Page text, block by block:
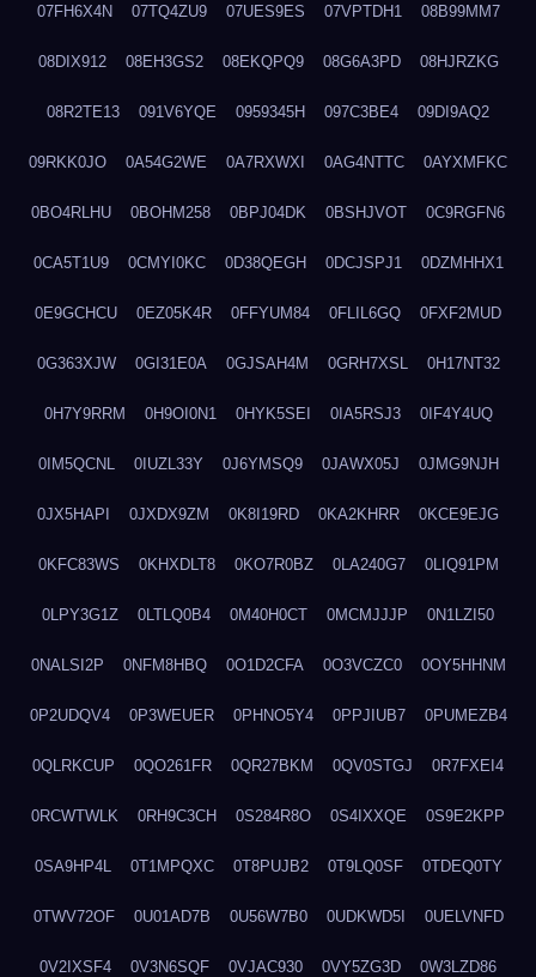
07FH6X4N 07TQ4ZU9 07UES9ES 07VPTDH1 08B99MM7
08DIX912 08EH3GS2 08EKQPQ9 08G6A3PD 08HJRZKG
08R2TE13 091V6YQE 0959345H 097C3BE4 09DI9AQ2
09RKK0JO 0A54G2WE 0A7RXWXI 0AG4NTTC 0AYXMFKC
0BO4RLHU 0BOHM258 0BPJ04DK 0BSHJVOT 0C9RGFN6
0CA5T1U9 0CMYI0KC 0D38QEGH 0DCJSPJ1 0DZMHHX1
0E9GCHCU 0EZ05K4R 0FFYUM84 0FLIL6GQ 0FXF2MUD
0G363XJW 0GI31E0A 0GJSAH4M 0GRH7XSL 0H17NT32
0H7Y9RRM 0H9OI0N1 0HYK5SEI 0IA5RSJ3 0IF4Y4UQ
0IM5QCNL 0IUZL33Y 0J6YMSQ9 0JAWX05J 0JMG9NJH
0JX5HAPI 0JXDX9ZM 0K8I19RD 0KA2KHRR 0KCE9EJG
0KFC83WS 0KHXDLT8 0KO7R0BZ 0LA240G7 0LIQ91PM
0LPY3G1Z 0LTLQ0B4 0M40H0CT 0MCMJJJP 0N1LZI50
0NALSI2P 0NFM8HBQ 0O1D2CFA 0O3VCZC0 0OY5HHNM
0P2UDQV4 0P3WEUER 0PHNO5Y4 0PPJIUB7 0PUMEZB4
0QLRKCUP 0QO261FR 0QR27BKM 0QV0STGJ 0R7FXEI4
0RCWTWLK 0RH9C3CH 0S284R8O 0S4IXXQE 0S9E2KPP
0SA9HP4L 0T1MPQXC 0T8PUJB2 0T9LQ0SF 0TDEQ0TY
0TWV72OF 0U01AD7B 0U56W7B0 0UDKWD5I 0UELVNFD
0V2IXSF4 0V3N6SQF 0VJAC930 0VY5ZG3D 0W3LZD86